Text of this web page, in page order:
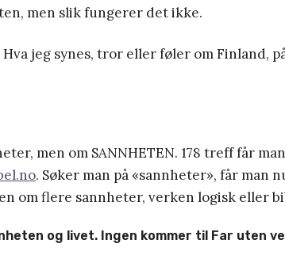
men slik fungerer det ikke.
jeg synes, tror eller føler om Finland,
men om SANNHETEN. 178 treff får
. Søker man på «sannheter», får man
om flere sannheter, verken logisk eller
og livet. Ingen kommer til Far uten